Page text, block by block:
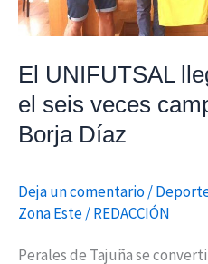
El UNIFUTSAL
el seis veces
Borja Díaz
Deja un comentario/
Zona Este/REDACCIÓN
Perales de Tajuña se
veces
de
Liga
Borja